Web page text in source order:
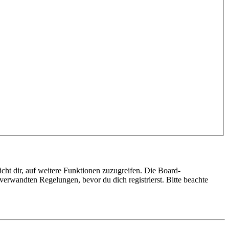
dir, auf weitere Funktionen zuzugreifen. Die Board-
Regelungen, bevor du dich registrierst. Bitte beachte